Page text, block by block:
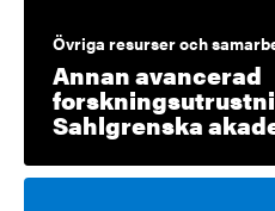
Övriga resurser och
Annan avancerad
Sahlgrenska